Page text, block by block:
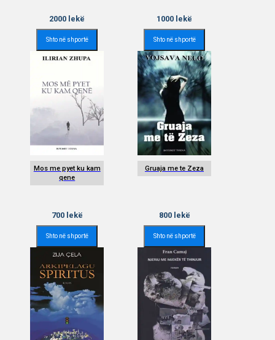
2000 lekë
Shto në shportë
1000 lekë
Shto në shportë
Mos me pyet ku kam
qene
700lekë
Shto në shportë
Gruaja me te Zeza
800lekë
Shto në shportë